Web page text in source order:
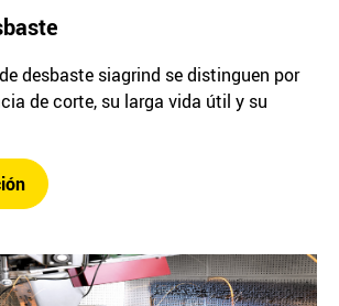
desbaste siagrind se distinguen por
de corte, su larga vida útil y su